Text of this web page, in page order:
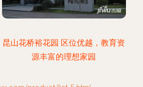
昆山花桥裕花园 区位优越，教育资
源丰富的理想家园